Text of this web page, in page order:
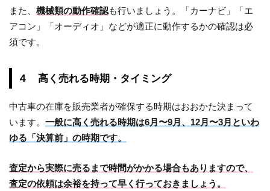
また、機械類の動作確認も行いましょう。「カーナビ」「エ
アコン」「オーディオ」などが適正に動作するかの確認は必
須です。
４ 高く売れる時期・タイミング
中古車の在庫を販売業者が確保する時期はおおかた決まって
います。一般に高く売れる時期は6月〜9月、12月〜3月といわ
ゆる「決算前」の時期です。
査定から実際に売るまで時間がかかる場合もありますので、
査定の依頼は余裕を持って早く行っておきましょう。